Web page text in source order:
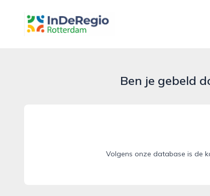
inderegiorotterdam.nl
Ben je gebeld
Volgens onze database is de